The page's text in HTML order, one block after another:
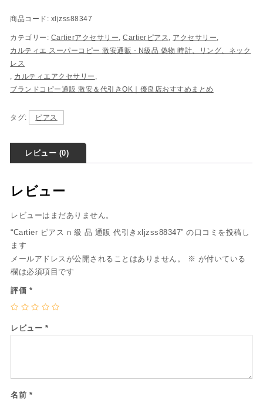
商品コード: xljzss88347
カテゴリー: Cartierアクセサリー,Cartierピアス, アクセサリー,
カルティエ スーパーコピー 激安通販 - N級品 偽物​ 時計、リング、ネック
レス
, カルティエアクセサリー ,
ブランドコピー通販 激安＆代引きOK｜優良店おすすめまとめ
タグ: ピアス
レビュー (0)
レビュー
レビューはまだありません。
“Cartier ピアス n 級 品 通販 代引きxljzss88347” の口コミを投稿し
ます
メールアドレスが公開されることはありません。
※ が付いている
欄は必須項目です
評価 *
レビュー *
名前 *